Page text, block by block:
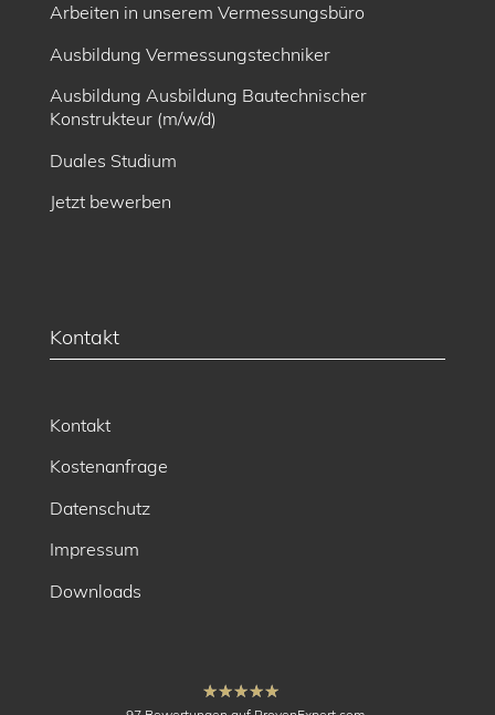
Arbeiten in unserem Vermessungsbüro
Ausbildung Vermessungstechniker
Ausbildung Ausbildung Bautechnischer
Konstrukteur (m/w/d)
Duales Studium
Jetzt bewerben
Kontakt
Kontakt
Kostenanfrage
Datenschutz
Impressum
Downloads